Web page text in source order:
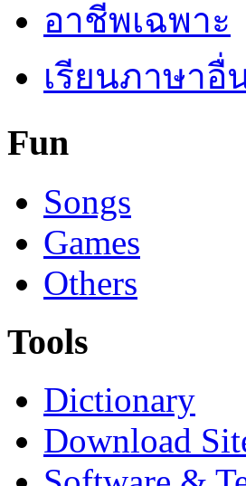
อาชีพเฉพาะ
เรียนภาษาอื่
Fun
Songs
Games
Others
Tools
Dictionary
Download